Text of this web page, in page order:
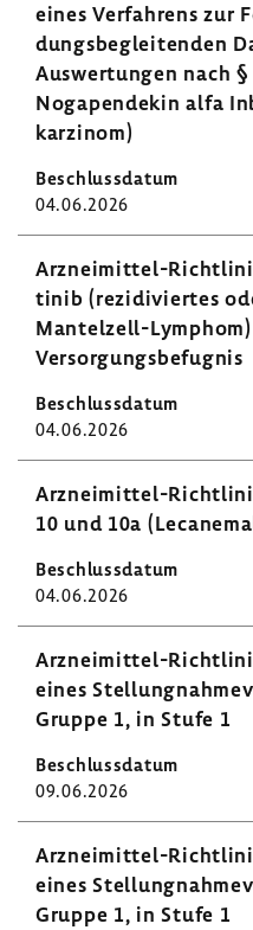
eines Verfah­rens zur
dungs­be­glei­tenden
Auswer­tungen nach §
Noga­pen­dekin alfa
kar­zinom)
04.06.2026
Arzneimittel-​
tinib (rezi­di­viertes
Mantelzell-​
Versor­gungs­be­fugnis
04.06.2026
Arzneimittel-​
10 und 10a
04.06.2026
Arzneimittel-​
eines
Gruppe 1, in Stufe 1
09.06.2026
Arzneimittel-​
eines
Gruppe 1, in Stufe 1